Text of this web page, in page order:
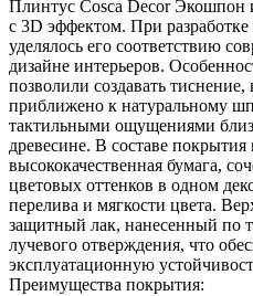
Плинтус Cosca Decor Экошпон
c 3D эффектом. При
уделялось его соответствию
дизайне интерьеров.
позволили создавать
приближено к натуральному
тактильными ощущениями
древесине. В составе покрытия
высококачественная бумага,
цветовых оттенков в одном
перелива и мягкости цвета.
защитный лак, нанесенный по
лучевого отверждения, что
эксплуатационную
Преимущества покрытия: